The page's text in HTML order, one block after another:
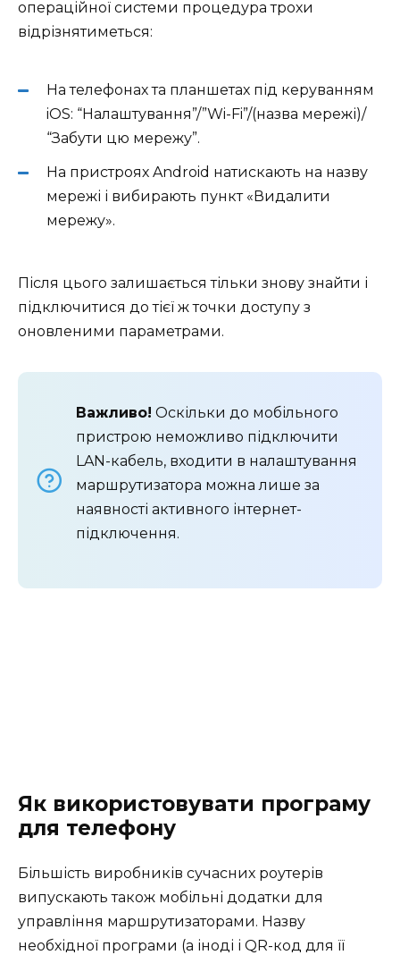
операційної системи процедура трохи
відрізнятиметься:
На телефонах та планшетах під керуванням
iOS: “Налаштування”/”Wi-Fi”/(назва мережі)/
“Забути цю мережу”.
На пристроях Android натискають на назву
мережі і вибирають пункт «Видалити
мережу».
Після цього залишається тільки знову знайти і
підключитися до тієї ж точки доступу з
оновленими параметрами.
Важливо! Оскільки до мобільного
пристрою неможливо підключити
LAN-кабель, входити в налаштування
маршрутизатора можна лише за
наявності активного інтернет-
підключення.
Як використовувати програму
для телефону
Більшість виробників сучасних роутерів
випускають також мобільні додатки для
управління маршрутизаторами. Назву
необхідної програми (а іноді і QR-код для її